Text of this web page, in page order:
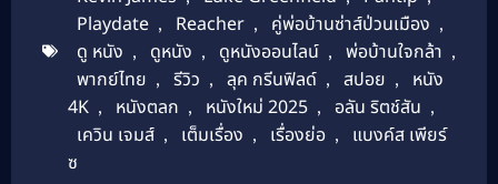
Playdate , Reacher , คู่พ่อบ้านซ่าส์ป่วนเมือง ,
ดู หนัง , ดูหนัง , ดูหนังออนไลน์ , พ่อบ้านใจกล้า ,
พากย์ไทย , รีวิว , ลุค กรีนฟิลด์ , สปอย ,
หนัง
4K , หนังตลก , หนังใหม่ 2025 , อลัน ริตช์สัน ,
เควิน เจมส์ , เต็มเรื่อง , เรื่องย่อ ,
แบงค์ส เพียร์
ซ